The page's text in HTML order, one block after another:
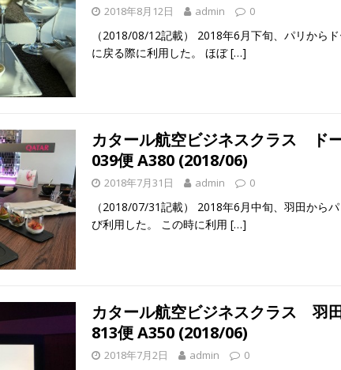
2018年8月12日 admin 0
（2018/08/12記載） 2018年6月下旬、パリから
に戻る際に利用した。 ほぼ[…]
カタール航空ビジネスクラス ド
039便 A380 (2018/06)
2018年7月31日 admin 0
（2018/07/31記載） 2018年6月中旬、羽田から
び利用した。 この時に利用 […]
カタール航空ビジネスクラス 羽
813便 A350 (2018/06)
2018年7月2日 admin 0